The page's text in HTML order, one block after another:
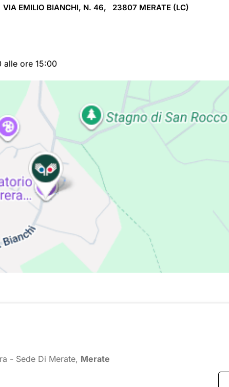
VIA EMILIO BIANCHI, N. 46, 23807 MERATE (LC)
alle ore 15:00
- Sede Di Merate, Merate